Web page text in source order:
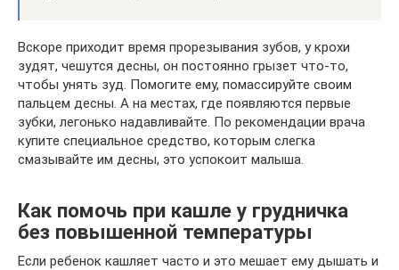
Вскоре приходит время прорезывания зубов, у крохи
зудят, чешутся десны, он постоянно грызет что-то,
чтобы унять зуд. Помогите ему, помассируйте своим
пальцем десны. А на местах, где появляются первые
зубки, легонько надавливайте. По рекомендации врача
купите специальное средство, которым слегка
смазывайте им десны, это успокоит малыша.
Как помочь при кашле у грудничка
без повышенной температуры
Если ребенок кашляет часто и это мешает ему дышать и